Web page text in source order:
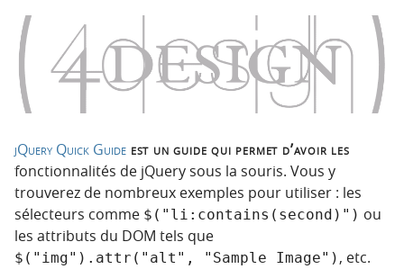
jQuery Quick Guide est un guide qui permet d’avoir les
fonctionnalités de jQuery sous la souris. Vous y
trouverez de nombreux exemples pour utiliser : les
sélecteurs comme $("li:contains(second)") ou
les attributs du DOM tels que
$("img").attr("alt", "Sample Image") , etc.